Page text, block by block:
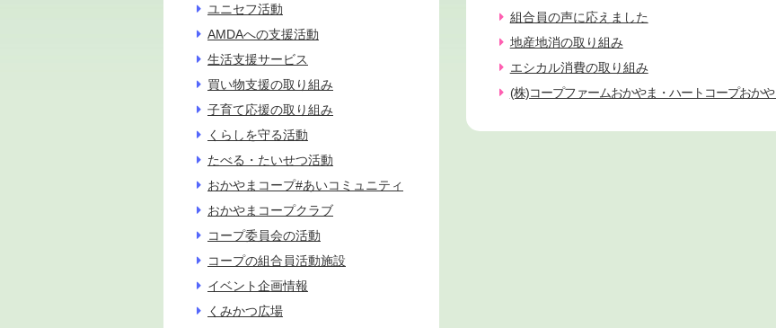
組合員の声に応えました
地産地消の取り組み
エシカル消費の取り組み
(株)コープファームおかやま・ハートコープおかや
ユニセフ活動
AMDAへの支援活動
生活支援サービス
買い物支援の取り組み
子育て応援の取り組み
くらしを守る活動
たべる・たいせつ活動
おかやまコープ#あいコミュニティ
おかやまコープクラブ
コープ委員会の活動
コープの組合員活動施設
イベント企画情報
くみかつ広場